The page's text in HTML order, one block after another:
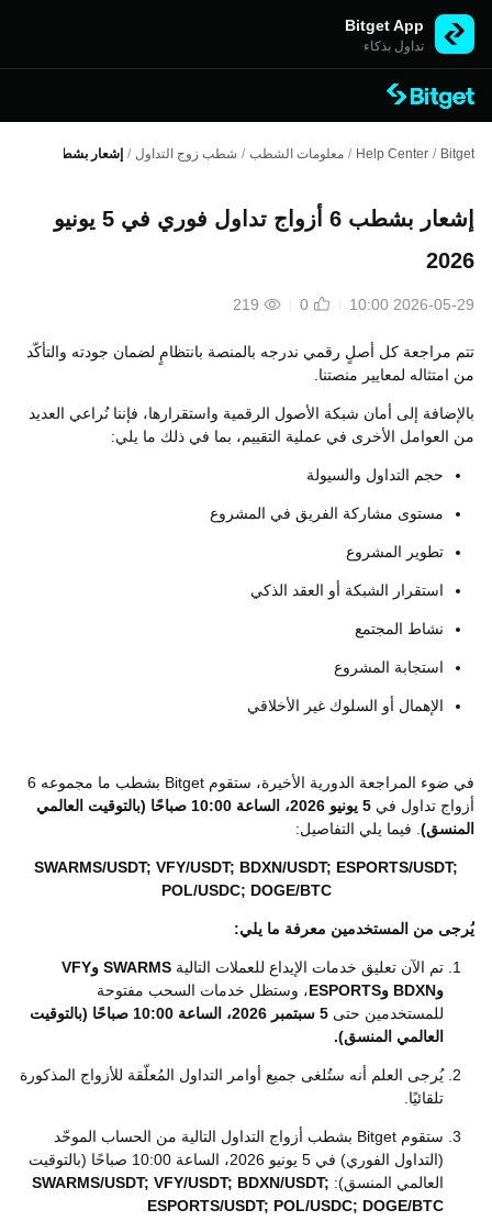
Bitget App
تداول بذكاء
Bitget
/
Help Center
/ معلومات الشطب / شطب زوج التداول / إشعار بشطب 6 أزواج تداول فوري في 5 يونيو 2026
إشعار بشطب 6 أزواج تداول فوري في 5 يونيو
2026
2026-05-29 10:00
0
219
تتم مراجعة كل أصلٍ رقمي ندرجه بالمنصة بانتظامٍ لضمان جودته والتأكّد
من امتثاله لمعايير منصتنا.
بالإضافة إلى أمان شبكة الأصول الرقمية واستقرارها، فإننا نُراعي العديد
من العوامل الأخرى في عملية التقييم، بما في ذلك ما يلي:
حجم التداول والسيولة
مستوى مشاركة الفريق في المشروع
تطوير المشروع
استقرار الشبكة أو العقد الذكي
نشاط المجتمع
استجابة المشروع
الإهمال أو السلوك غير الأخلاقي
في ضوء المراجعة الدورية الأخيرة، ستقوم Bitget بشطب ما مجموعه 6
أزواج تداول في
5 يونيو 2026، الساعة 10:00 صباحًا (بالتوقيت العالمي
المنسق) . فيما يلي التفاصيل:
SWARMS/USDT; VFY/USDT; BDXN/USDT; ESPORTS/USDT;
POL/USDC; DOGE/BTC
يُرجى من المستخدمين معرفة ما يلي:
تم الآن تعليق خدمات الإيداع للعملات التالية
SWARMS وVFY
وBDXN وESPORTS
، وستظل خدمات السحب مفتوحة
للمستخدمين حتى
5 سبتمبر 2026، الساعة 10:00 صباحًا (بالتوقيت
العالمي المنسق).
يُرجى العلم أنه ستُلغى جميع أوامر التداول المُعلّقة للأزواج المذكورة
تلقائيًا.
ستقوم Bitget بشطب أزواج التداول التالية من الحساب الموحّد
(التداول الفوري) في 5 يونيو 2026، الساعة 10:00 صباحًا (بالتوقيت
العالمي المنسق): SWARMS/USDT; VFY/USDT; BDXN/USDT;
ESPORTS/USDT; POL/USDC; DOGE/BTC